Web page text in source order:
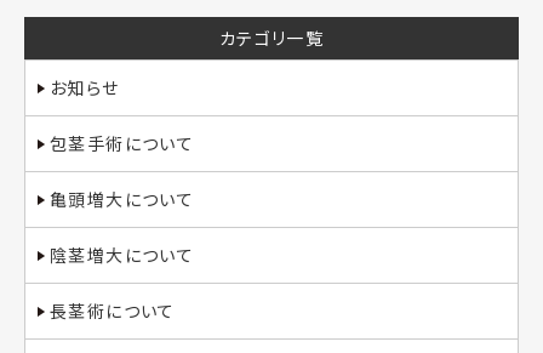
カテゴリ一覧
お知らせ
包茎手術について
亀頭増大について
陰茎増大について
長茎術について